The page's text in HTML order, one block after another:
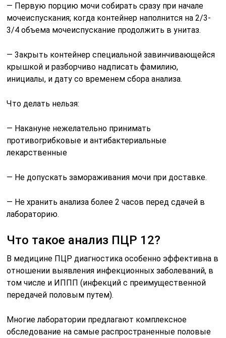
— Первую порцию мочи собирать сразу при начале
мочеиспускания; когда контейнер наполнится на 2/3-
3/4 объема мочеиспускание продолжить в унитаз.
— 3акрыть контейнер специальной завинчивающейся
крышкой и разборчиво надписать фамилию,
инициалы, и дату со временем сбора анализа.
Что делать нельзя:
— Накануне нежелательно принимать
противогрибковые и антибактериальные
лекарственные
— Не допускать замораживания мочи при доставке.
— Не хранить анализа более 2 часов перед сдачей в
лабораторию.
Что такое анализ ПЦР 12?
В медицине ПЦР диагностика особенно эффективна в
отношении выявления инфекционных заболеваний, в
том числе и ИППП (инфекций с преимущественной
передачей половым путем).
Многие лаборатории предлагают комплексное
обследование на самые распространенные половые